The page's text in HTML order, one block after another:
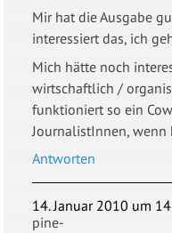
Mir hat die Ausgabe
interessiert das, ich
Mich hätte noch
wirtschaftlich /
funktioniert so ein
JournalistInnen,
Antworten
14. Januar 2010 um
pine-